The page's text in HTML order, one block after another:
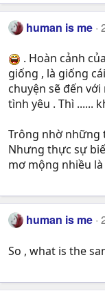
human is me
. Hoàn cảnh
giống , là giống
chuyện sẽ đến
tình yêu . Thì ......
Trông nhờ những
Nhưng thực sự
mơ mộng nhiều
human is me
So , what is the